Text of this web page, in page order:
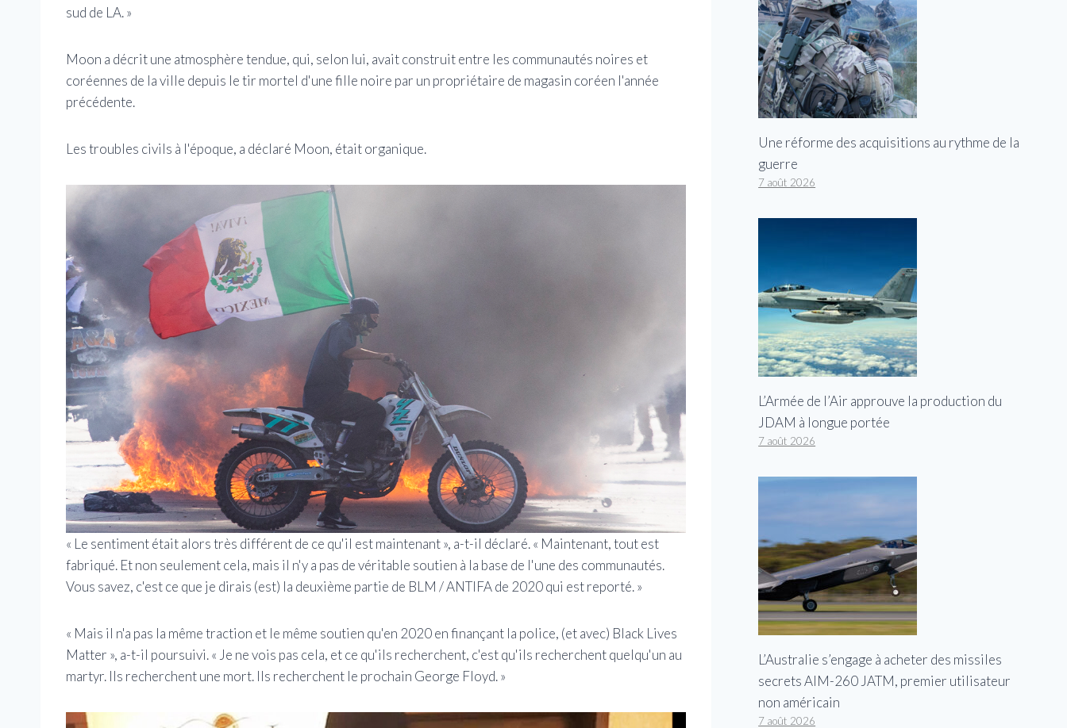
sud de LA. »
Moon a décrit une atmosphère tendue, qui, selon lui, avait construit entre les communautés noires et
coréennes de la ville depuis le tir mortel d'une fille noire par un propriétaire de magasin coréen l'année
précédente.
Les troubles civils à l'époque, a déclaré Moon, était organique.
« Le sentiment était alors très différent de ce qu'il est maintenant », a-t-il déclaré. « Maintenant, tout est
fabriqué. Et non seulement cela, mais il n'y a pas de véritable soutien à la base de l'une des communautés.
Vous savez, c'est ce que je dirais (est) la deuxième partie de BLM / ANTIFA de 2020 qui est reporté. »
« Mais il n'a pas la même traction et le même soutien qu'en 2020 en finançant la police, (et avec) Black Lives
Matter », a-t-il poursuivi. « Je ne vois pas cela, et ce qu'ils recherchent, c'est qu'ils recherchent quelqu'un au
martyr. Ils recherchent une mort. Ils recherchent le prochain George Floyd. »
Une réforme des acquisitions au rythme de la
guerre
7 août 2026
L’Armée de l’Air approuve la production du
JDAM à longue portée
7 août 2026
L’Australie s’engage à acheter des missiles
secrets AIM-260 JATM, premier utilisateur
non américain
7 août 2026